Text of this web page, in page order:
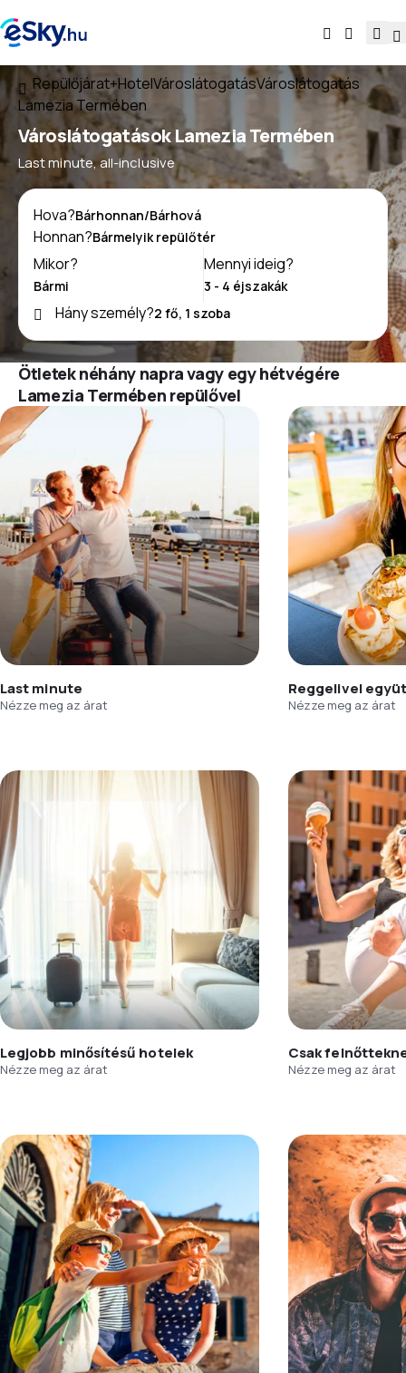
Repülőjárat+HotelVároslátogatásVároslátogatás
Lamezia Termében
Városlátogatások Lamezia Termében
Last minute, all-inclusive
Hova?
Honnan?
Mikor?
Mennyi ideig?
Hány személy?
Ötletek néhány napra vagy egy hétvégére
Lamezia Termében repülővel
Last minute
Nézze meg az árat
Reggelivel
Nézze meg az árat
Legjobb minősítésű hotelek
Nézze meg az árat
Csak
Nézze meg az árat